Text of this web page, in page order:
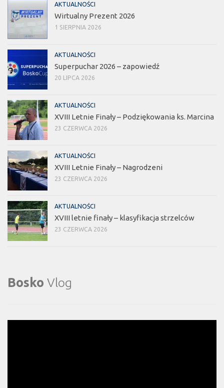
AKTUALNOŚCI
Wirtualny Prezent 2026
1 SIERPNIA 2026
AKTUALNOŚCI
Superpuchar 2026 – zapowiedź
20 LIPCA 2026
AKTUALNOŚCI
XVIII Letnie Finały – Podziękowania ks. Marcina
23 CZERWCA 2026
AKTUALNOŚCI
XVIII Letnie Finały – Nagrodzeni
23 CZERWCA 2026
AKTUALNOŚCI
XVIII letnie finały – klasyfikacja strzelców
23 CZERWCA 2026
Bosko Vlog